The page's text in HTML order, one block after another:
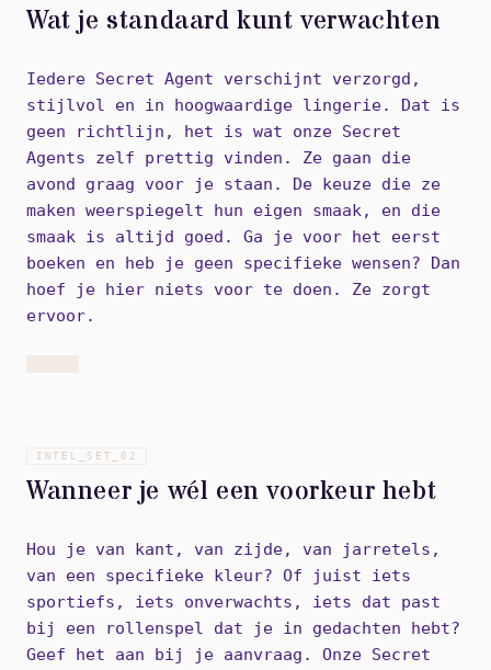
Wat je standaard kunt verwachten
Iedere Secret Agent verschijnt verzorgd,
stijlvol en in hoogwaardige lingerie. Dat is
geen richtlijn, het is wat onze Secret
Agents zelf prettig vinden. Ze gaan die
avond graag voor je staan. De keuze die ze
maken weerspiegelt hun eigen smaak, en die
smaak is altijd goed. Ga je voor het eerst
boeken en heb je geen specifieke wensen? Dan
hoef je hier niets voor te doen. Ze zorgt
ervoor.
INTEL_SET_ 02
Wanneer je wél een voorkeur hebt
Hou je van kant, van zijde, van jarretels,
van een specifieke kleur? Of juist iets
sportiefs, iets onverwachts, iets dat past
bij een rollenspel dat je in gedachten hebt?
Geef het aan bij je aanvraag. Onze Secret